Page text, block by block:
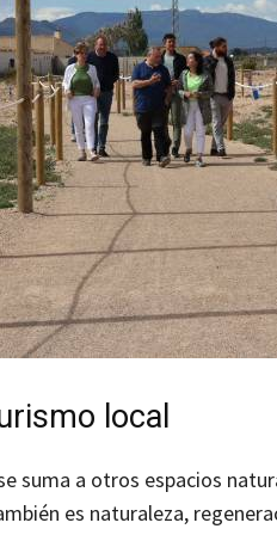
local
suma a otros espacios
es naturaleza,